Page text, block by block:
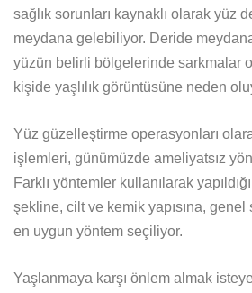
sağlık sorunları kaynaklı olarak yüz
meydana gelebiliyor. Deride
yüzün belirli bölgelerinde sarkmalar
kişide yaşlılık görüntüsüne neden
Yüz güzelleştirme operasyonları
işlemleri, günümüzde ameliyatsız
Farklı yöntemler kullanılarak
şekline, cilt ve kemik yapısına, genel
en uygun yöntem seçiliyor.
Yaşlanmaya karşı önlem almak